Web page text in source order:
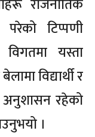
राजनीतिक
टिप्पणी
यस्ता
विद्यार्थी र
अनुशासन रहेको
।